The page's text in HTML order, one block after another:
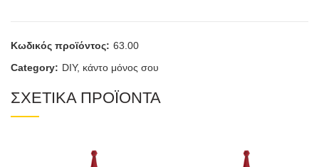
Κωδικός προϊόντος: 63.00
Category: DIY, κάντο μόνος σου
ΣΧΕΤΙΚΑ ΠΡΟΪΟΝΤΑ